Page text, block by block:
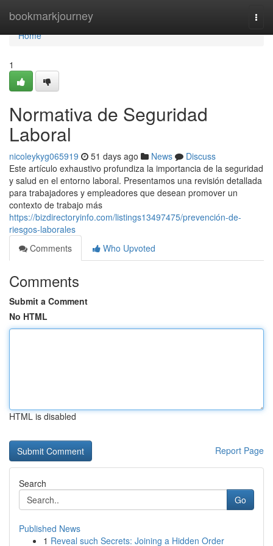
bookmarkjourney
Home
Home
1
Normativa de Seguridad
Laboral
nicoleykyg065919 51 days ago News
Discuss
Este artículo exhaustivo profundiza la importancia de la seguridad
y salud en el entorno laboral. Presentamos una revisión detallada
para trabajadores y empleadores que desean promover un
contexto de trabajo más
https://bizdirectoryinfo.com/listings13497475/prevención-de-
riesgos-laborales
Comments
Who Upvoted
Comments
Submit a Comment
No HTML
HTML is disabled
Report Page
Search
Go
Published News
1 Reveal such Secrets: Joining a Hidden Order